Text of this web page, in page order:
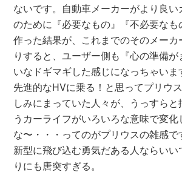
ないです。自動車メーカーがより良
のために『必要なもの』『不必要なも
作った結果が、これまでのそのメーカ
りすると、ユーザー側も『心の準備
いなドギマギした感じになっちゃい
先進的なHVに乗る！と思ってプリウ
しみにまっていた人々が、うっすら
うカーライフがいろいろな意味で変化
な〜・・・ってのがプリウスの雑感で
新型に飛び込む勇気だある人ならいい
りにも唐突すぎる。